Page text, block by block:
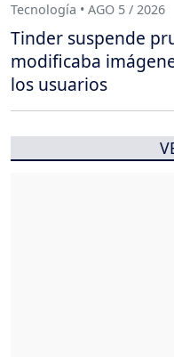
Tecnología • AGO 5 / 2026
Tinder suspende
modificaba
los usuarios